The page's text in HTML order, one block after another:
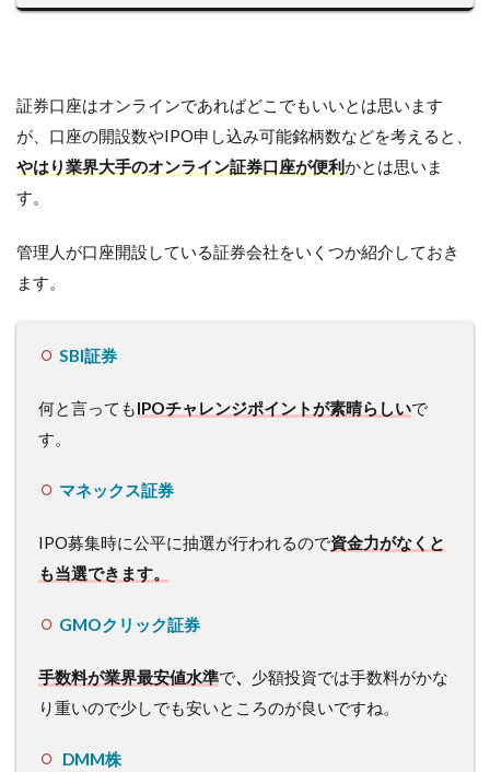
証券口座はオンラインであればどこでもいいとは思います
が、口座の開設数やIPO申し込み可能銘柄数などを考えると、
やはり業界大手のオンライン証券口座が便利かとは思いま
す。
管理人が口座開設している証券会社をいくつか紹介しておき
ます。
SBI証券
何と言ってもIPOチャレンジポイントが素晴らしいで
す。
マネックス証券
IPO募集時に公平に抽選が行われるので資金力がなくと
も当選できます。
GMOクリック証券
手数料が業界最安値水準で
少額投資では手数料がかな
り重いので少しでも安いところのが良いですね。
DMM株